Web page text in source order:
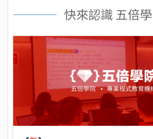
快來認識 五倍